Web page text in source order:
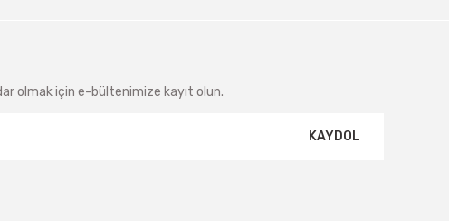
olmak için e-bültenimize kayıt olun.
KAYDOL